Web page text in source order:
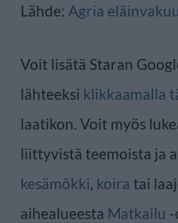
Lähde: Agria
Voit lisätä Staran
lähteeksi klikkaamalla
laatikon. Voit myös
liittyvistä teemoista ja
kesämökki, koira tai
aihealueesta Matkailu -